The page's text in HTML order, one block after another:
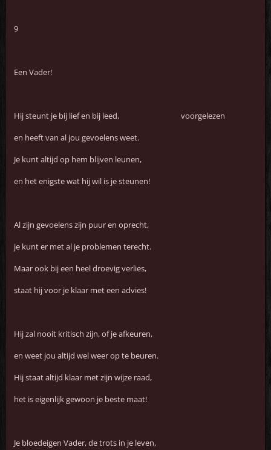
9
Een Vader!
Hij steunt je bij lief en bij leed, voorgelezen
en heeft van al jou gevoelens weet.
Je kunt altijd op hem blijven leunen,
en het enigste wat hij wil is je steunen!
Al zijn gevoelens zijn puur en oprecht,
je kunt er met al je problemen terecht.
Maar ook bij een heel droevig verlies,
staat hij voor je klaar met een advies!
Hij zal nooit kritisch zijn, of je afkeuren,
en weet jou altijd wel weer op te beuren.
Hij staat altijd klaar met zijn wijze raad,
het is eigenlijk gewoon je beste maat!
Je bloedeigen Vader, de trots in je leven,